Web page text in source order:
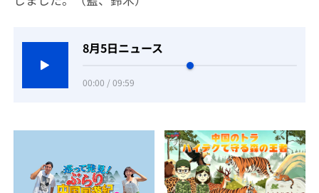
8月5日ニュース
00:00 / 09:59